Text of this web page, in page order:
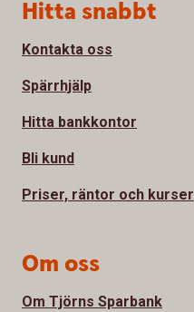
Sidfot
Hitta snabbt
Kontakta oss
Spärrhjälp
Hitta bankkontor
Bli kund
Priser, räntor och kurser
Om oss
Om Tjörns Sparbank